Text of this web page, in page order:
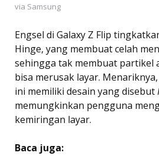
via Samsung
Engsel di Galaxy Z Flip
Hinge, yang membuat celah
sehingga tak membuat partikel
bisa merusak layar.
ini memiliki desain yang disebut
memungkinkan pengguna
kemiringan layar.
Baca juga: